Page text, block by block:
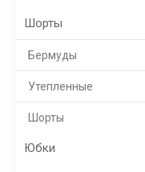
Шорты
Бермуды
Утепленные
Шорты
Юбки